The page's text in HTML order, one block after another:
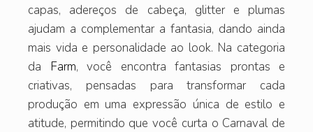
capas, adereços de cabeça, glitter e plumas
ajudam a complementar a fantasia, dando ainda
mais vida e personalidade ao look. Na categoria
da Farm, você encontra fantasias prontas e
criativas, pensadas para transformar cada
produção em uma expressão única de estilo e
atitude, permitindo que você curta o Carnaval de